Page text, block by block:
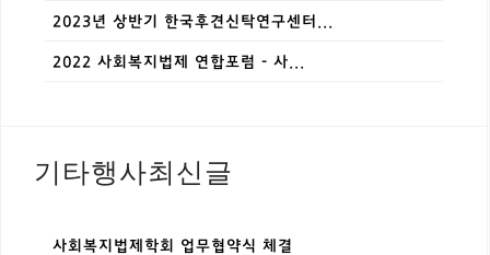
2023년 상반기 한국후견신탁연구센터...
2022 사회복지법제 연합포럼 - 사...
기타행사최신글
사회복지법제학회 업무협약식 체결